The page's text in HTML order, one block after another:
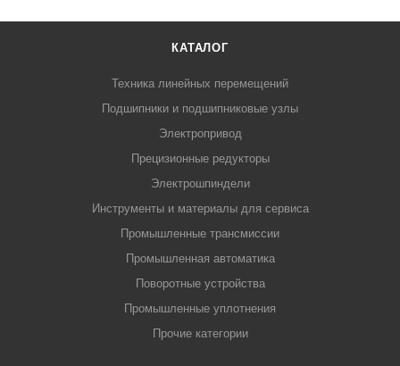
КАТАЛОГ
Техника линейных перемещений
Подшипники и подшипниковые узлы
Электропривод
Прецизионные редукторы
Электрошпиндели
Инструменты и материалы для сервиса
Промышленные трансмиссии
Промышленная автоматика
Поворотные устройства
Промышленные уплотнения
Прочие категории